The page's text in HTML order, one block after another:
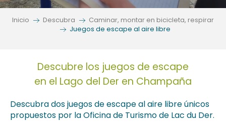
Inicio Descubra
Caminar, montar en bicicleta, respirar
Juegos de escape al aire libre
Descubre los juegos de escape
en el Lago del Der en Champaña
Descubra dos juegos de escape al aire libre únicos
propuestos por la Oficina de Turismo de Lac du Der.